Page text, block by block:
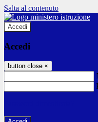
Salta al contenuto
Accedi
Accedi
button close ×